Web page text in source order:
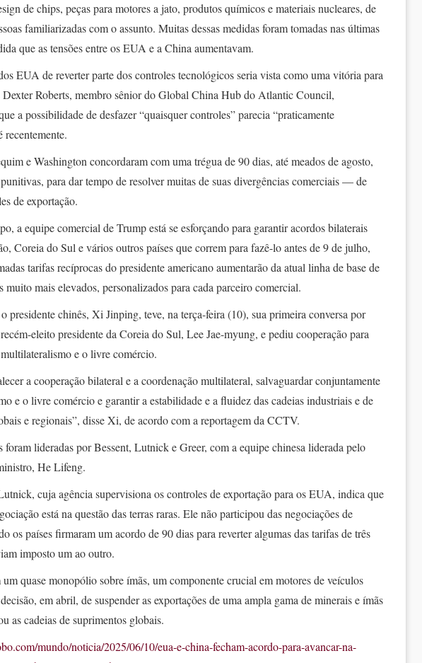
de chips, peças para motores a jato, produtos químicos e materiais nucleares, de
familiarizadas com o assunto. Muitas dessas medidas foram tomadas nas últimas
que as tensões entre os EUA e a China aumentavam.
EUA de reverter parte dos controles tecnológicos seria vista como uma vitória para
Dexter Roberts, membro sênior do Global China Hub do Atlantic Council,
a possibilidade de desfazer “quaisquer controles” parecia “praticamente
recentemente.
e Washington concordaram com uma trégua de 90 dias, até meados de agosto,
para dar tempo de resolver muitas de suas divergências comerciais — de
de exportação.
a equipe comercial de Trump está se esforçando para garantir acordos bilaterais
Coreia do Sul e vários outros países que correm para fazê-lo antes de 9 de julho,
tarifas recíprocas do presidente americano aumentarão da atual linha de base de
muito mais elevados, personalizados para cada parceiro comercial.
presidente chinês, Xi Jinping, teve, na terça-feira (10), sua primeira conversa por
eleito presidente da Coreia do Sul, Lee Jae-myung, e pediu cooperação para
e o livre comércio.
a cooperação bilateral e a coordenação multilateral, salvaguardar conjuntamente
e o livre comércio e garantir a estabilidade e a fluidez das cadeias industriais e de
e regionais”, disse Xi, de acordo com a reportagem da CCTV.
foram lideradas por Bessent, Lutnick e Greer, com a equipe chinesa liderada pelo
He Lifeng.
cuja agência supervisiona os controles de exportação para os EUA, indica que
está na questão das terras raras. Ele não participou das negociações de
os países firmaram um acordo de 90 dias para reverter algumas das tarifas de três
imposto um ao outro.
quase monopólio sobre ímãs, um componente crucial em motores de veículos
em abril, de suspender as exportações de uma ampla gama de minerais e ímãs
as cadeias de suprimentos globais.
mundo/noticia/2025/06/10/eua-e-china-fecham-acordo-para-avancar-na-